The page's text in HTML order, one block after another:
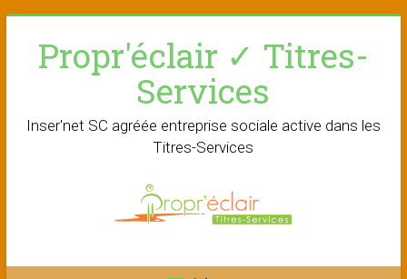
contentPropr'éclair ✓ Titres-
Services
Inser'net SC agréée entreprise sociale active dans les
Titres-Services